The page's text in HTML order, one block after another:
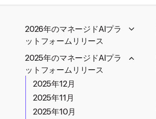
2026年のマネージドAIプラ
ットフォームリリース
2026年6月
2026年5月
2026年4月
2026年3月
2026年2月
2025年のマネージドAIプラ
ットフォームリリース
2025年12月
2025年11月
2025年10月